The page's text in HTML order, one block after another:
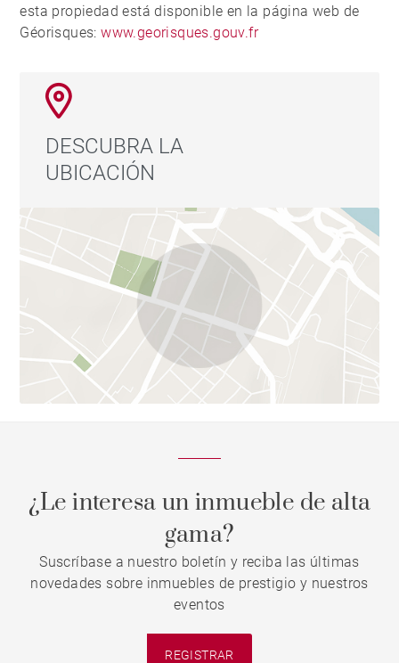
esta propiedad está disponible en la página web de
Géorisques:www.georisques.gouv.fr
DESCUBRA LA
UBICACIÓN
¿Le interesa un inmueble de alta
gama?
Suscríbase a nuestro boletín y reciba las últimas
novedades sobre inmuebles de prestigio y nuestros
eventos
REGISTRAR